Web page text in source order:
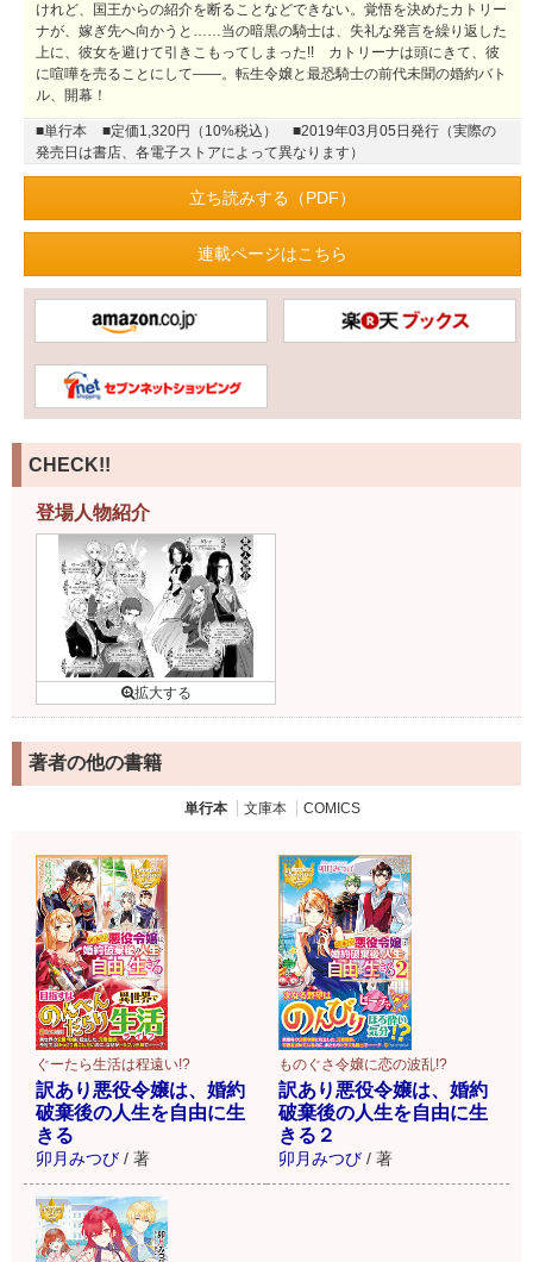
けれど、国王からの紹介を断ることなどできない。覚悟を決めたカトリー
ナが、嫁ぎ先へ向かうと……当の暗黒の騎士は、失礼な発言を繰り返した
上に、彼女を避けて引きこもってしまった!! カトリーナは頭にきて、彼
に喧嘩を売ることにして――。転生令嬢と最恐騎士の前代未聞の婚約バト
ル、開幕！
■単行本 ■定価1,320円（10%税込）
■2019年03月05日発行（実際の
発売日は書店、各電子ストアによって異なります）
立ち読みする（PDF）
連載ページはこちら
CHECK!!
登場人物紹介
著者の他の書籍
単行本 文庫本 COMICS
ぐーたら生活は程遠い!?
訳あり悪役令嬢は、婚約
破棄後の人生を自由に生
きる
卯月みつび / 著
ものぐさ令嬢に恋の波乱!?
訳あり悪役令嬢は、婚約
破棄後の人生を自由に生
きる２
卯月みつび / 著